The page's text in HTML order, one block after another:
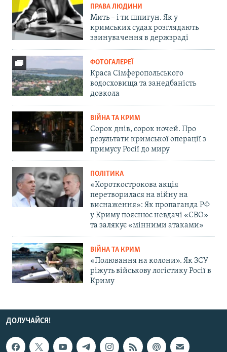
ПРАВА ЛЮДИНИ
Мить – і ти шпигун. Як у
кримських судах розглядають
звинувачення в держзраді
ФОТОГАЛЕРЕЇ
Краса Сімферопольського
водосховища та занедбаність
довкола
ВІЙНА ТА КРИМ
Сорок днів, сорок ночей. Про
результати кримської операції з
примусу Росії до миру
ПОЛІТИКА
«Короткострокова акція
перетворилася на війну на
виснаження»: Як пропаганда РФ
у Криму пояснює невдачі «СВО»
та залякує «мінними атаками»
ВІЙНА ТА КРИМ
«Полювання на колони». Як ЗСУ
ріжуть військову логістику Росії в
Криму
ДОЛУЧАЙСЯ!